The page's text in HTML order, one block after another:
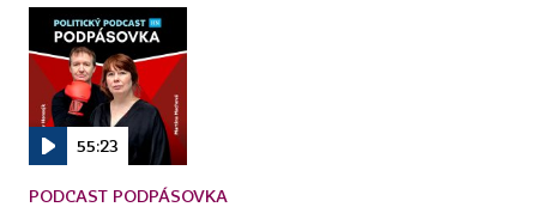
55:23
PODCAST PODPÁSOVKA